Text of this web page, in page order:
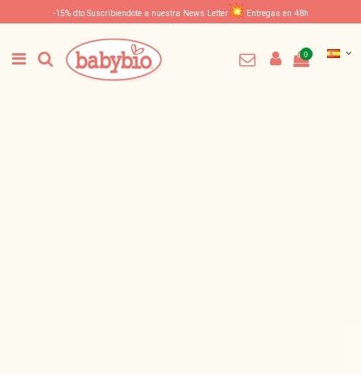
-15% dto Suscribiendote a nuestra News Letter Entregas en 48h
0